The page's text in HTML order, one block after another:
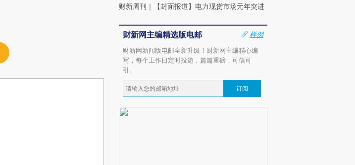
财新周刊 ｜ 【封面报道】电力现货市场元年突进
财新网主编精选版电邮
样例
财新网新闻版电邮全新升级！财新网主编精心编
写，每个工作日定时投递，篇篇重磅，可信可
引。
订阅